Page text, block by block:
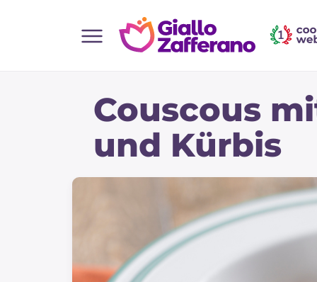
Pizza und focaccia
Couscous
und Kürbis